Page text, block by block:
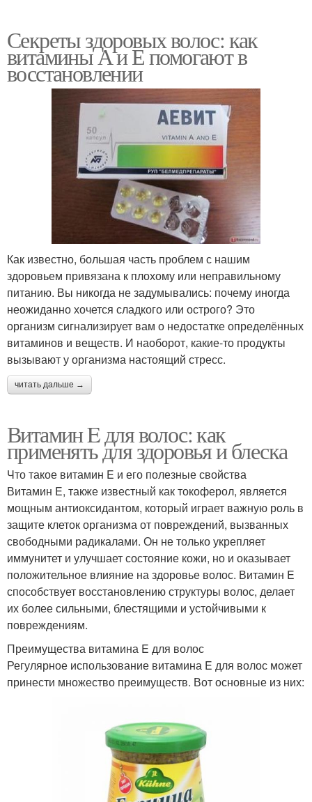
Секреты здоровых волос: как
витамины А и Е помогают в
восстановлении
Как известно, большая часть проблем с нашим
здоровьем привязана к плохому или неправильному
питанию. Вы никогда не задумывались: почему иногда
неожиданно хочется сладкого или острого? Это
организм сигнализирует вам о недостатке определённых
витаминов и веществ. И наоборот, какие-то продукты
вызывают у организма настоящий стресс.
читать дальше →
Витамин E для волос: как
применять для здоровья и блеска
Что такое витамин E и его полезные свойства
Витамин E, также известный как токоферол, является
мощным антиоксидантом, который играет важную роль в
защите клеток организма от повреждений, вызванных
свободными радикалами. Он не только укрепляет
иммунитет и улучшает состояние кожи, но и оказывает
положительное влияние на здоровье волос. Витамин E
способствует восстановлению структуры волос, делает
их более сильными, блестящими и устойчивыми к
повреждениям.
Преимущества витамина E для волос
Регулярное использование витамина E для волос может
принести множество преимуществ. Вот основные из них: